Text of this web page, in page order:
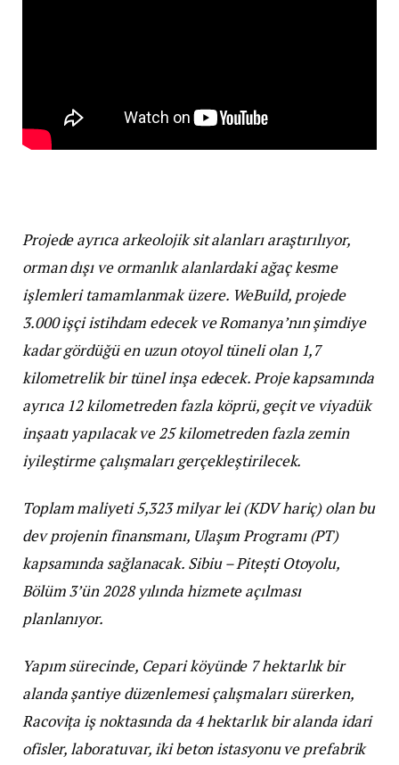
Projede ayrıca arkeolojik sit alanları araştırılıyor,
orman dışı ve ormanlık alanlardaki ağaç kesme
işlemleri tamamlanmak üzere. WeBuild, projede
3.000 işçi istihdam edecek ve Romanya’nın şimdiye
kadar gördüğü en uzun otoyol tüneli olan 1,7
kilometrelik bir tünel inşa edecek. Proje kapsamında
ayrıca 12 kilometreden fazla köprü, geçit ve viyadük
inşaatı yapılacak ve 25 kilometreden fazla zemin
iyileştirme çalışmaları gerçekleştirilecek.
Toplam maliyeti 5,323 milyar lei (KDV hariç) olan bu
dev projenin finansmanı, Ulaşım Programı (PT)
kapsamında sağlanacak. Sibiu – Pitești Otoyolu,
Bölüm 3’ün 2028 yılında hizmete açılması
planlanıyor.
Yapım sürecinde, Cepari köyünde 7 hektarlık bir
alanda şantiye düzenlemesi çalışmaları sürerken,
Racovița iş noktasında da 4 hektarlık bir alanda idari
ofisler, laboratuvar, iki beton istasyonu ve prefabrik